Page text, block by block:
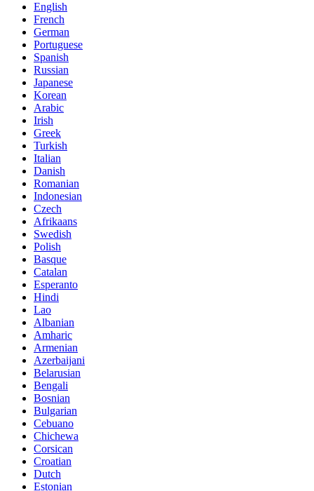
English
French
German
Portuguese
Spanish
Russian
Japanese
Korean
Arabic
Irish
Greek
Turkish
Italian
Danish
Romanian
Indonesian
Czech
Afrikaans
Swedish
Polish
Basque
Catalan
Esperanto
Hindi
Lao
Albanian
Amharic
Armenian
Azerbaijani
Belarusian
Bengali
Bosnian
Bulgarian
Cebuano
Chichewa
Corsican
Croatian
Dutch
Estonian